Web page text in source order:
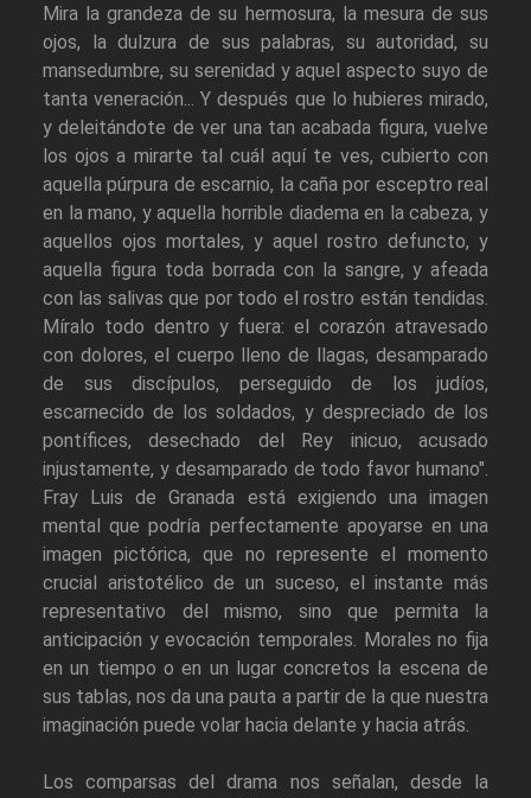
Mira la grandeza de su hermosura, la mesura de sus
ojos, la dulzura de sus palabras, su autoridad, su
mansedumbre, su serenidad y aquel aspecto suyo de
tanta veneración... Y después que lo hubieres mirado,
y deleitándote de ver una tan acabada figura, vuelve
los ojos a mirarte tal cuál aquí te ves, cubierto con
aquella púrpura de escarnio, la caña por esceptro real
en la mano, y aquella horrible diadema en la cabeza, y
aquellos ojos mortales, y aquel rostro defuncto, y
aquella figura toda borrada con la sangre, y afeada
con las salivas que por todo el rostro están tendidas.
Míralo todo dentro y fuera: el corazón atravesado
con dolores, el cuerpo lleno de llagas, desamparado
de sus discípulos, perseguido de los judíos,
escarnecido de los soldados, y despreciado de los
pontífices, desechado del Rey inicuo, acusado
injustamente, y desamparado de todo favor humano".
Fray Luis de Granada está exigiendo una imagen
mental que podría perfectamente apoyarse en una
imagen pictórica, que no represente el momento
crucial aristotélico de un suceso, el instante más
representativo del mismo, sino que permita la
anticipación y evocación temporales. Morales no fija
en un tiempo o en un lugar concretos la escena de
sus tablas, nos da una pauta a partir de la que nuestra
imaginación puede volar hacia delante y hacia atrás.
Los comparsas del drama nos señalan, desde la